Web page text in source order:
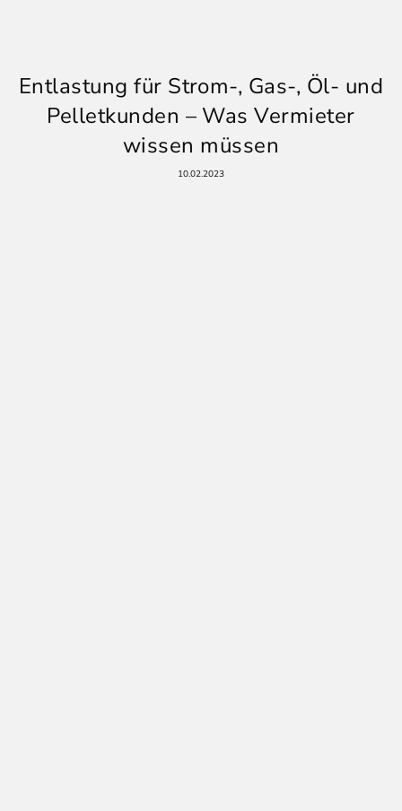
Entlastung für Strom-, Gas-, Öl- und
Pelletkunden – Was Vermieter
wissen müssen
10.02.2023